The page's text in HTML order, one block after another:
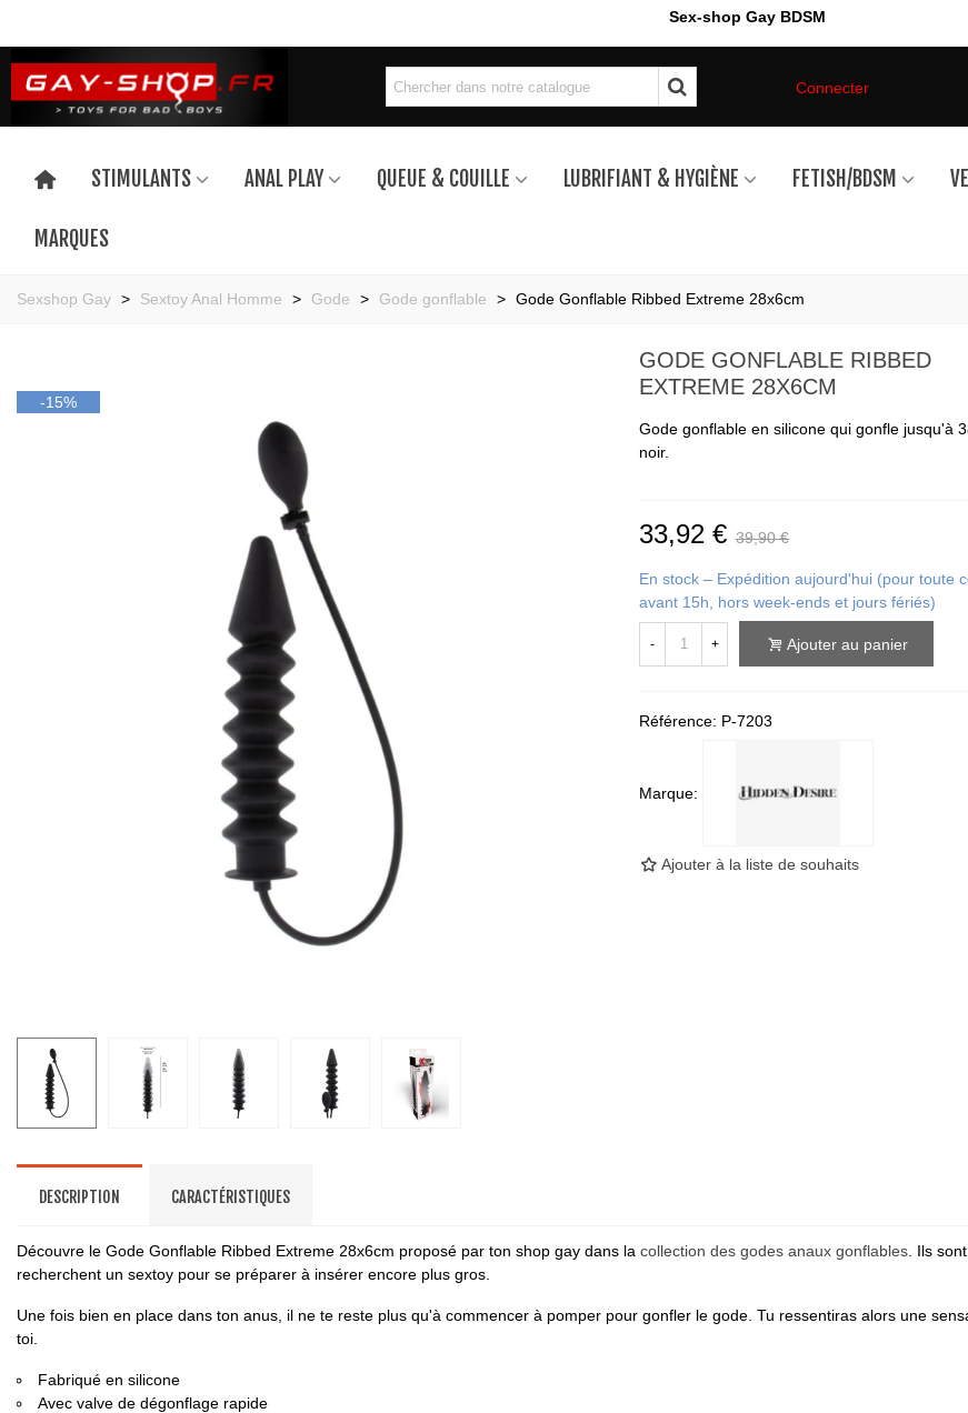
Sex-shop Gay BDSM
Connecter
STIMULANTS ANAL PLAY QUEUE & COUILLE LUBRIFIANT & HYGIÈNE FETISH/BDSM
MARQUES
Sexshop Gay > Sextoy Anal Homme > Gode > Gode gonflable > Gode Gonflable Ribbed Extreme 28x6cm
-15%
GODE GONFLABLE RIBBED
EXTREME 28X6CM
Gode gonflable en silicone qui gonfle jusqu'à
noir.
33,92 € 39,90 €
En stock – Expédition aujourd'hui (pour toute
avant 15h, hors week-ends et jours fériés)
- + Ajouter au panier
Référence: P-7203
Marque:
Ajouter à la liste de souhaits
DESCRIPTION CARACTÉRISTIQUES
Découvre le Gode Gonflable Ribbed Extreme 28x6cm proposé par ton shop gay dans la collection des godes anaux gonflables . Ils
recherchent un sextoy pour se préparer à insérer encore plus gros.
Une fois bien en place dans ton anus, il ne te reste plus qu'à commencer à pomper pour gonfler le gode. Tu ressentiras alors une
toi.
Fabriqué en silicone
Avec valve de dégonflage rapide